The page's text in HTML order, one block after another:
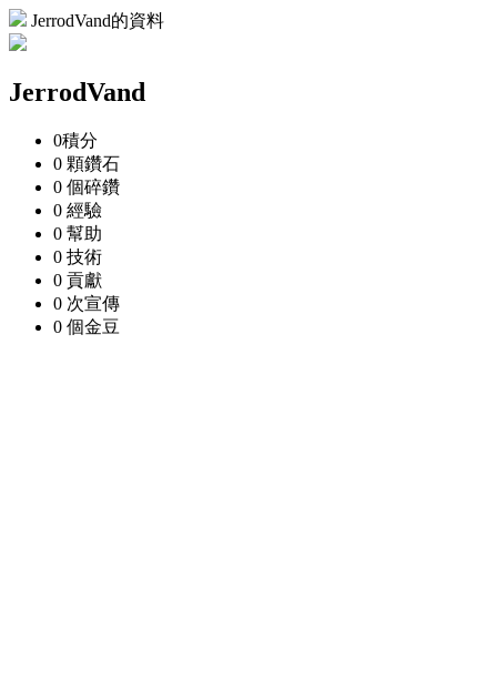
JerrodVand的資料
JerrodVand
0積分
0 顆鑽石
0 個碎鑽
0 經驗
0 幫助
0 技術
0 貢獻
0 次宣傳
0 個金豆